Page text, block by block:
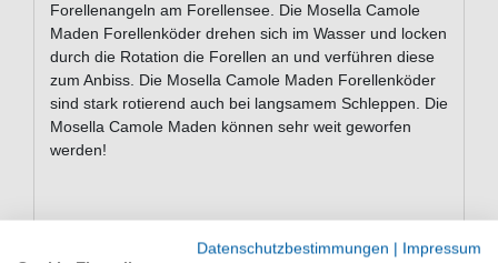
Forellenangeln am Forellensee. Die Mosella Camole
Maden Forellenköder drehen sich im Wasser und locken
durch die Rotation die Forellen an und verführen diese
zum Anbiss. Die Mosella Camole Maden Forellenköder
sind stark rotierend auch bei langsamem Schleppen. Die
Mosella Camole Maden können sehr weit geworfen
werden!
Datenschutzbestimmungen | Impressum